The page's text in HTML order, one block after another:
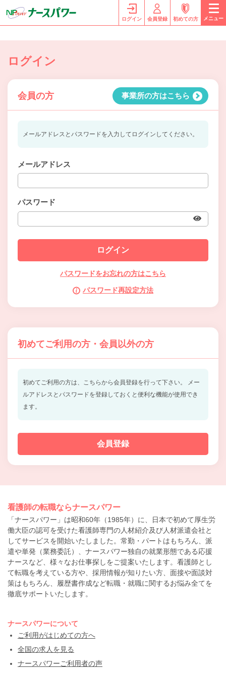
ログイン 会員登録 初めての方 メニュー
ログイン
会員の方 事業所の方はこちら
メールアドレスとパスワードを入力してログインしてください。
メールアドレス
パスワード
パスワードをお忘れの方はこちら
パスワード再設定方法
初めてご利用の方・会員以外の方
初めてご利用の方は、こちらから会員登録を行って下さい。
メー
ルアドレスとパスワードを登録しておくと便利な機能が使用でき
ます。
会員登録
看護師の転職ならナースパワー
「ナースパワー」は昭和60年（1985年）に、日本で初めて厚生労
働大臣の認可を受けた看護師専門の人材紹介及び人材派遣会社と
してサービスを開始いたしました。常勤・パートはもちろん、派
遣や単発（業務委託）、ナースパワー独自の就業形態である応援
ナースなど、様々なお仕事探しをご提案いたします。看護師とし
て転職を考えている方や、採用情報が知りたい方、面接や面談対
策はもちろん、履歴書作成など転職・就職に関するお悩み全てを
徹底サポートいたします。
ナースパワーについて
ご利用がはじめての方へ
全国の求人を見る
ナースパワーご利用者の声